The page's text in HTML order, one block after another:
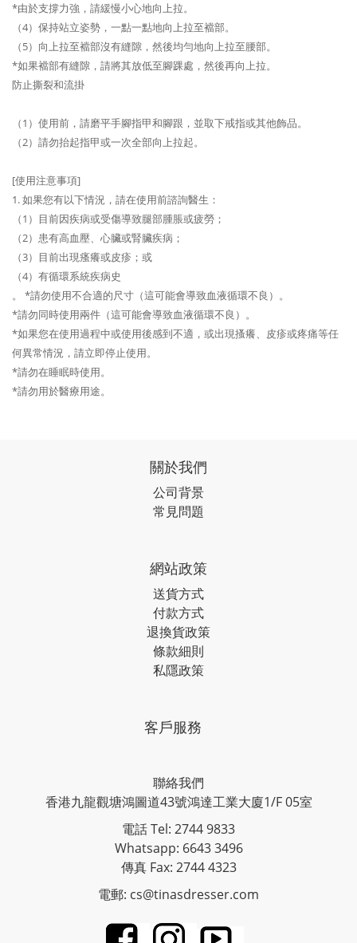
*由於支撐力強，請緩慢小心地向上拉。
（4）保持站立姿勢，一點一點地向上拉至襠部。
（5）向上拉至襠部沒有縫隙，然後均勻地向上拉至腰部。
*如果襠部有縫隙，請將其放低至腳踝處，然後再向上拉。
防止撕裂和流掛
（1）使用前，請磨平手腳指甲和腳跟，並取下戒指或其他飾品。
（2）請勿抬起指甲或一次全部向上拉起。
[使用注意事項]
1. 如果您有以下情況，請在使用前諮詢醫生：
（1）目前因疾病或受傷導致腿部腫脹或疲勞；
（2）患有高血壓、心臟或腎臟疾病；
（3）目前出現瘙癢或皮疹；或
（4）有循環系統疾病史
。 *請勿使用不合適的尺寸（這可能會導致血液循環不良）。
*請勿同時使用兩件（這可能會導致血液循環不良）。
*如果您在使用過程中或使用後感到不適，或出現搔癢、皮疹或疼痛等任
何異常情況，請立即停止使用。
*請勿在睡眠時使用。
*請勿用於醫療用途。
關於我們
公司背景
常見問題
網站政策
送貨方式
付款方式
退換貨政策
條款細則
私隱政策
客戶服務
聯絡我們
香港九龍觀塘鴻圖道43號鴻達工業大廈1/F 05室
電話 Tel: 2744 9833
Whatsapp: 6643 3496
傳真 Fax: 2744 4323
電郵: cs@tinasdresser.com